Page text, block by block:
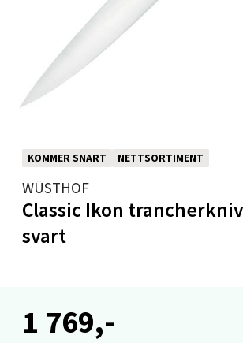
KOMMER SNART NETTSORTIMENT
WÜSTHOF
Classic Ikon
svart
1 769,-
Åpent i dag 10-20
0 i butikk
Mandal - Alti Mandal